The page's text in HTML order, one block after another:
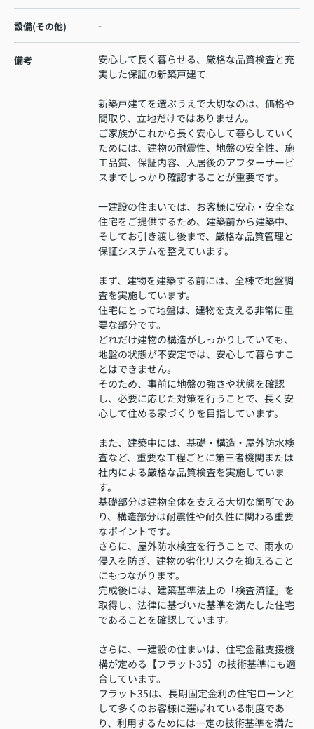
設備(その他) -
備考
安心して長く暮らせる、厳格な品質検査と充
実した保証の新築戸建て
新築戸建てを選ぶうえで大切なのは、価格や
間取り、立地だけではありません。
ご家族がこれから長く安心して暮らしていく
ためには、建物の耐震性、地盤の安全性、施
工品質、保証内容、入居後のアフターサービ
スまでしっかり確認することが重要です。
一建設の住まいでは、お客様に安心・安全な
住宅をご提供するため、建築前から建築中、
そしてお引き渡し後まで、厳格な品質管理と
保証システムを整えています。
まず、建物を建築する前には、全棟で地盤調
査を実施しています。
住宅にとって地盤は、建物を支える非常に重
要な部分です。
どれだけ建物の構造がしっかりしていても、
地盤の状態が不安定では、安心して暮らすこ
とはできません。
そのため、事前に地盤の強さや状態を確認
し、必要に応じた対策を行うことで、長く安
心して住める家づくりを目指しています。
また、建築中には、基礎・構造・屋外防水検
査など、重要な工程ごとに第三者機関または
社内による厳格な品質検査を実施していま
す。
基礎部分は建物全体を支える大切な箇所であ
り、構造部分は耐震性や耐久性に関わる重要
なポイントです。
さらに、屋外防水検査を行うことで、雨水の
侵入を防ぎ、建物の劣化リスクを抑えること
にもつながります。
完成後には、建築基準法上の「検査済証」を
取得し、法律に基づいた基準を満たした住宅
であることを確認しています。
さらに、一建設の住まいは、住宅金融支援機
構が定める【フラット35】の技術基準にも適
合しています。
フラット35は、長期固定金利の住宅ローンと
して多くのお客様に選ばれている制度であ
り、利用するためには一定の技術基準を満た